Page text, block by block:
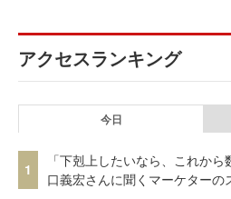
アクセスランキング
今日
1
「下剋上したいなら、これか
口義宏さんに聞くマーケターの